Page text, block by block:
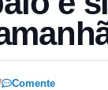
Comente